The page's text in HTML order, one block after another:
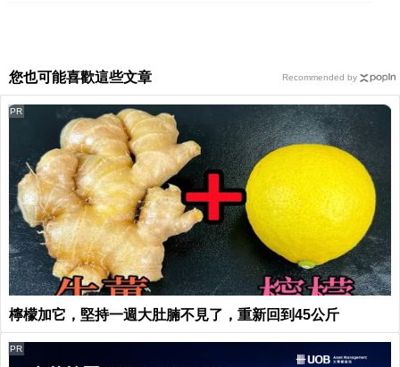
您也可能喜歡這些文章
檸檬加它，堅持一週大肚腩不見了，重新回到45公斤
PR
PR
Recommended by